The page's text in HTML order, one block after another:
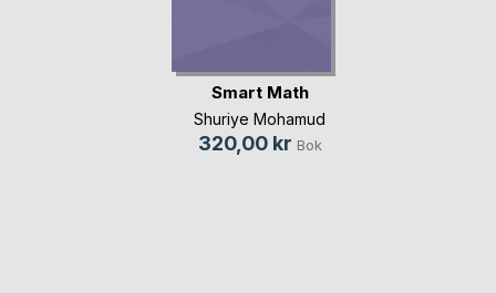
Smart Math
Shuriye Mohamud
320,00 kr Bok